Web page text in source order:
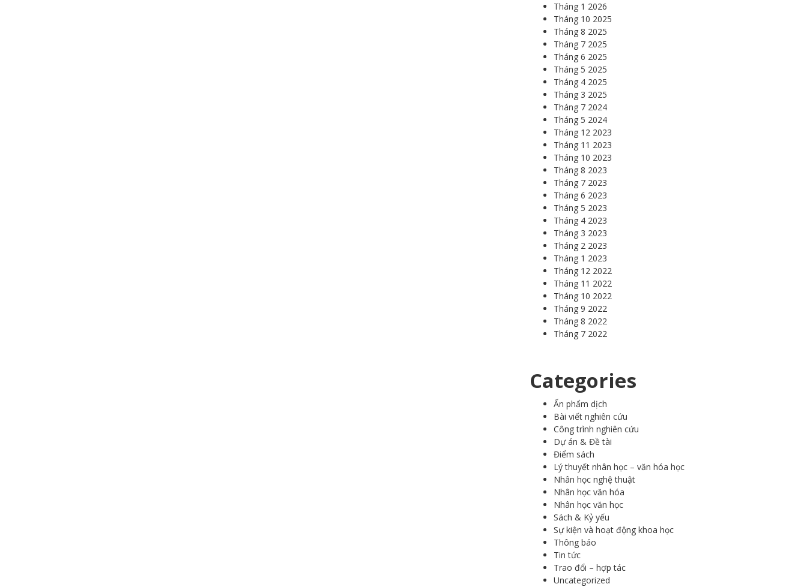
Tháng 1 2026
Tháng 10 2025
Tháng 8 2025
Tháng 7 2025
Tháng 6 2025
Tháng 5 2025
Tháng 4 2025
Tháng 3 2025
Tháng 7 2024
Tháng 5 2024
Tháng 12 2023
Tháng 11 2023
Tháng 10 2023
Tháng 8 2023
Tháng 7 2023
Tháng 6 2023
Tháng 5 2023
Tháng 4 2023
Tháng 3 2023
Tháng 2 2023
Tháng 1 2023
Tháng 12 2022
Tháng 11 2022
Tháng 10 2022
Tháng 9 2022
Tháng 8 2022
Tháng 7 2022
Categories
Ấn phẩm dịch
Bài viết nghiên cứu
Công trình nghiên cứu
Dự án & Đề tài
Điểm sách
Lý thuyết nhân học – văn hóa học
Nhân học nghệ thuật
Nhân học văn hóa
Nhân học văn học
Sách & Kỷ yếu
Sự kiện và hoạt động khoa học
Thông báo
Tin tức
Trao đổi – hợp tác
Uncategorized